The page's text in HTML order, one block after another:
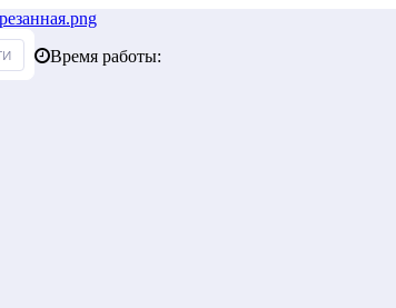
Время работы: